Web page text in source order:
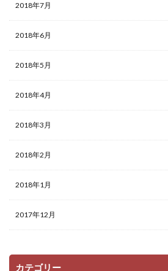
2018年7月
2018年6月
2018年5月
2018年4月
2018年3月
2018年2月
2018年1月
2017年12月
カテゴリー